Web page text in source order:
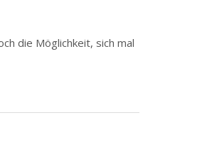
die Möglichkeit, sich mal